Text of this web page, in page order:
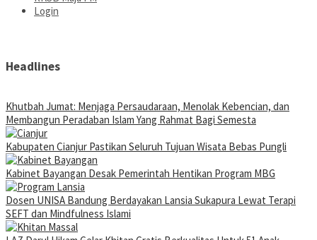
Login
Headlines
Khutbah Jumat: Menjaga Persaudaraan, Menolak Kebencian, dan
Membangun Peradaban Islam Yang Rahmat Bagi Semesta
Kabupaten Cianjur Pastikan Seluruh Tujuan Wisata Bebas Pungli
Kabinet Bayangan Desak Pemerintah Hentikan Program MBG
Dosen UNISA Bandung Berdayakan Lansia Sukapura Lewat Terapi
SEFT dan Mindfulness Islami